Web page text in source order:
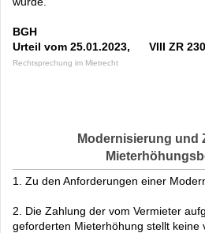
BGH
Urteil vom 25.01.2023, VIII ZR
Rechtsprechung im Mietrecht
Modernisierung und
1. Zu den Anforderungen einer
2. Die Zahlung der vom Vermieter
geforderten Mieterhöhung stellt keine